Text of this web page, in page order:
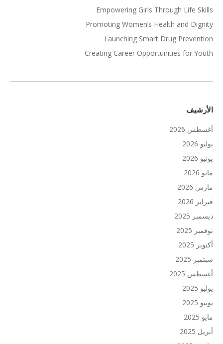
Empowering Girls Through Life Skills
Promoting Women’s Health and Dignity
Launching Smart Drug Prevention
Creating Career Opportunities for Youth
الأرشيف
أغسطس 2026
يوليو 2026
يونيو 2026
مايو 2026
مارس 2026
فبراير 2026
ديسمبر 2025
نوفمبر 2025
أكتوبر 2025
سبتمبر 2025
أغسطس 2025
يوليو 2025
يونيو 2025
مايو 2025
أبريل 2025